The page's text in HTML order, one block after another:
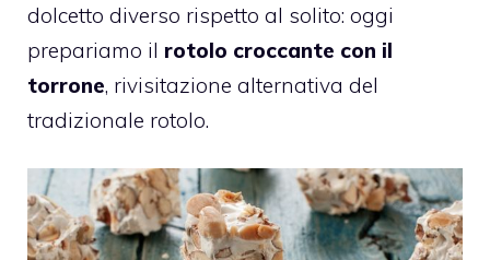
dolcetto diverso rispetto al solito: oggi
prepariamo il rotolo croccante con il
torrone, rivisitazione alternativa del
tradizionale rotolo.